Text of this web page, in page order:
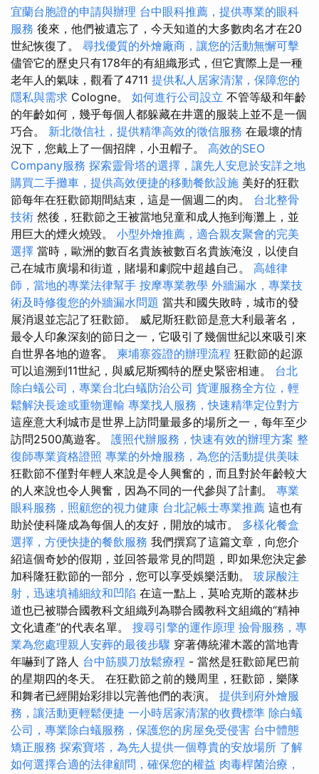
宜蘭台胞證的申請與辦理 台中眼科推薦，提供專業的眼科
服務 後來，他們被遺忘了，今天知道的大多數肉名才在20
世紀恢復了。 尋找優質的外燴廠商，讓您的活動無懈可擊
儘管它的歷史只有178年的有組織形式，但它實際上是一種
老年人的氣味，觀看了4711 提供私人居家清潔，保障您的
隱私與需求 Cologne。 如何進行公司設立 不管等級和年齡
的年齡如何，幾乎每個人都躲藏在井選的服裝上並不是一個
巧合。 新北徵信社，提供精準高效的徵信服務 在最壞的情
況下，您戴上了一個招牌，小丑帽子。 高效的SEO
Company服務 探索靈骨塔的選擇，讓先人安息於安詳之地
購買二手攤車，提供高效便捷的移動餐飲設施 美好的狂歡
節每年在狂歡節期間結束，這是一個週二的肉。 台北整骨
技術 然後，狂歡節之王被當地兒童和成人拖到海灘上，並
用巨大的煙火燒毀。 小型外燴推薦，適合親友聚會的完美
選擇 當時，歐洲的數百名貴族被數百名貴族淹沒，以使自
己在城市廣場和街道，賭場和劇院中超越自己。 高雄律
師，當地的專業法律幫手 按摩專業教學 外牆漏水，專業技
術及時修復您的外牆漏水問題 當共和國失敗時，城市的發
展消退並忘記了狂歡節。 威尼斯狂歡節是意大利最著名，
最令人印象深刻的節日之一，它吸引了幾個世紀以來吸引來
自世界各地的遊客。 柬埔寨簽證的辦理流程 狂歡節的起源
可以追溯到11世紀，與威尼斯獨特的歷史緊密相連。 台北
除白蟻公司，專業台北白蟻防治公司 貨運服務全方位，輕
鬆解決長途或重物運輸 專業找人服務，快速精準定位對方
這座意大利城市是世界上訪問量最多的場所之一，每年至少
訪問2500萬遊客。 護照代辦服務，快速有效的辦理方案 整
復師專業資格證照 專業的外燴服務，為您的活動提供美味
狂歡節不僅對年輕人來說是令人興奮的，而且對於年齡較大
的人來說也令人興奮，因為不同的一代參與了計劃。 專業
眼科服務，照顧您的視力健康 台北記帳士專業推薦 這也有
助於使科隆成為每個人的友好，開放的城市。 多樣化餐盒
選擇，方便快捷的餐飲服務 我們撰寫了這篇文章，向您介
紹這個奇妙的假期，並回答最常見的問題，即如果您決定參
加科隆狂歡節的一部分，您可以享受娛樂活動。 玻尿酸注
射，迅速填補細紋和凹陷 在這一點上，莫哈克斯的叢林步
道也已被聯合國教科文組織列為聯合國教科文組織的“精神
文化遺產”的代表名單。 搜尋引擎的運作原理 撿骨服務，專
業為您處理親人安葬的最後步驟 穿著傳統灌木叢的當地青
年嚇到了路人 台中筋膜刀放鬆療程 - 當然是狂歡節尾巴前
的星期四的冬天。 在狂歡節之前的幾周里，狂歡節，樂隊
和舞者已經開始彩排以完善他們的表演。 提供到府外燴服
務，讓活動更輕鬆便捷 一小時居家清潔的收費標準 除白蟻
公司，專業除白蟻服務，保護您的房屋免受侵害 台中體態
矯正服務 探索寶塔，為先人提供一個尊貴的安放場所 了解
如何選擇合適的法律顧問，確保您的權益 肉毒桿菌治療，